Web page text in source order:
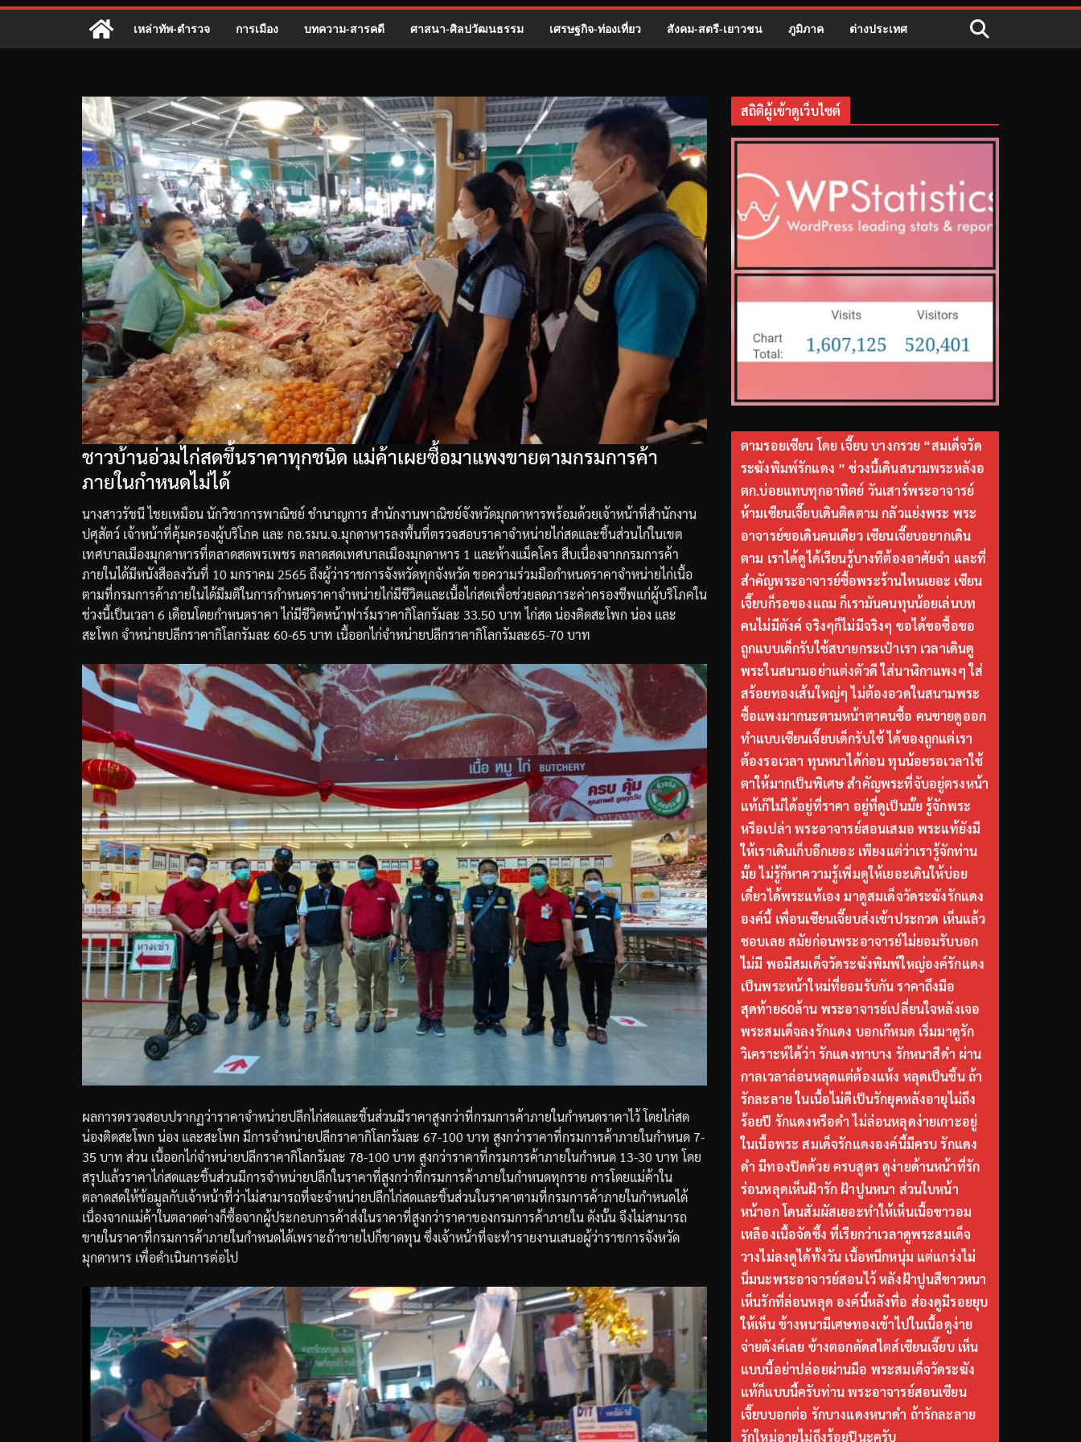
เหล่าทัพ-ตำรวจ การเมือง บทความ-สารคดี ศาสนา-ศิลปวัฒนธรรม เศรษฐกิจ-ท่องเที่ยว สังคม-สตรี-เยาวชน ภูมิภาค ต่างประเทศ
ชาวบ้านอ่วมไก่สดขึ้นราคาทุกชนิด แม่ค้าเผยซื้อมาแพงขายตามกรมการค้า
ภายในกำหนดไม่ได้
นางสาวรัชนีไชยเหมือนนักวิชาการพาณิชย์ ชํานาญการ สำนักงานพาณิชย์จังหวัดมุกดาหารพร้อมด้วยเจ้าหน้าที่สำนักงาน
ปศุสัตว์ เจ้าหน้าที่คุ้มครองผู้บริโภค และ กอ.รมน.จ.มุกดาหารลงพื้นที่ตรวจสอบราคาจำหน่ายไก่สดและชิ้นส่วนไก่ในเขต
เทศบาลเมืองมุกดาหารที่ตลาดสดพรเพชร ตลาดสดเทศบาลเมืองมุกดาหาร 1 และห้างแม็คโคร สืบเนื่องจากกรมการค้า
ภายในได้มีหนังสือลงวันที่ 10มกราคม 2565 ถึงผู้ว่าราชการจังหวัดทุกจังหวัดขอความร่วมมือกำหนดราคาจำหน่ายไก่เนื้อ
ตามที่กรมการค้าภายในได้มีมติในการกำหนดราคาจำหน่ายไก่มีชีวิตและเนื้อไก่สดเพื่อช่วยลดภาระค่าครองชีพแก่ผู้บริโภคใน
ช่วงนี้เป็นเวลา 6 เดือนโดยกำหนดราคา ไก่มีชีวิตหน้าฟาร์มราคากิโลกรัมละ 33.50บาท ไก่สดน่องติดสะโพก น่อง และ
สะโพก จำหน่ายปลีกราคากิโลกรัมละ 60-65 บาท เนื้ออกไก่จำหน่ายปลีกราคากิโลกรัมละ65-70บาท
ผลการตรวจสอบปรากฏว่าราคาจำหน่ายปลีกไก่สดและชิ้นส่วนมีราคาสูงกว่าที่กรมการค้าภายในกำหนดราคาไว้ โดยไก่สด
น่องติดสะโพก น่อง และสะโพก มีการจำหน่ายปลีกราคากิโลกรัมละ 67-100บาท สูงกว่าราคาที่กรมการค้าภายในกำหนด7-
35 บาท ส่วน เนื้ออกไก่จำหน่ายปลีกราคากิโลกรัมละ 78-100บาท สูงกว่าราคาที่กรมการค้าภายในกำหนด 13-30บาท โดย
สรุปแล้วราคาไก่สดและชิ้นส่วนมีการจำหน่ายปลีกในราคาที่สูงกว่าที่กรมการค้าภายในกำหนดทุกราย การโดยแม่ค้าใน
ตลาดสดให้ข้อมูลกับเจ้าหน้าที่ว่าไม่สามารถที่จะจำหน่ายปลีกไก่สดและชิ้นส่วนในราคาตามที่กรมการค้าภายในกำหนดได้
เนื่องจากแม่ค้าในตลาดต่างก็ซื้อจากผู้ประกอบการค้าส่งในราคาที่สูงกว่าราคาของกรมการค้าภายในดังนั้นจึงไม่สามารถ
ขายในราคาที่กรมการค้าภายในกำหนดได้เพราะถ้าขายไปก็ขาดทุนซึ่งเจ้าหน้าที่จะทำรายงานเสนอผู้ว่าราชการจังหวัด
มุกดาหาร เพื่อดำเนินการต่อไป
สถิติผู้เข้าดูเว็บไซต์
ตามรอยเซียน โดย เจี๊ยบ บางกรวย “สมเด็จวัด
ระฆังพิมพ์รักแดง ” ช่วงนี้เดินสนามพระหลังอ
ตก.บ่อยแทบทุกอาทิตย์ วันเสาร์พระอาจารย์
ห้ามเซียนเจี๊ยบเดินติดตาม กลัวแย่งพระ พระ
อาจารย์ขอเดินคนเดียว เซียนเจี๊ยบอยากเดิน
ตาม เราได้ดูได้เรียนรู้บางทีต้องอาศัยจำ และที่
สำคัญพระอาจารย์ซื้อพระร้านไหนเยอะ เซียน
เจี๊ยบก็รอของแถม ก็เรามันคนทุนน้อยเล่นบท
คนไม่มีตังค์ จริงๆก็ไม่มีจริงๆ ขอได้ขอซื้อขอ
ถูกแบบเด็กรับใช้สบายกระเป๋าเรา เวลาเดินดู
พระในสนามอย่าแต่งตัวดี ใส่นาฬิกาแพงๆ ใส่
สร้อยทองเส้นใหญ่ๆ ไม่ต้องอวดในสนามพระ
ซื้อแพงมากนะตามหน้าตาคนซื้อ คนขายดูออก
ทำแบบเซียนเจี๊ยบเด็กรับใช้ ได้ของถูกแต่เรา
ต้องรอเวลา ทุนหนาได้ก่อน ทุนน้อยรอเวลาใช้
ตาให้มากเป็นพิเศษ สำคัญพระที่จับอยู่ตรงหน้า
แท้เก๊ไม่ได้อยู่ที่ราคา อยู่ที่ดูเป็นมั้ย รู้จักพระ
หรือเปล่า พระอาจารย์สอนเสมอ พระแท้ยังมี
ให้เราเดินเก็บอีกเยอะ เพียงแต่ว่าเรารู้จักท่าน
มั้ย ไม่รู้ก็หาความรู้เพิ่มดูให้เยอะเดินให้บ่อย
เดี๋ยวได้พระแท้เอง มาดูสมเด็จวัดระฆังรักแดง
องค์นี้ เพื่อนเซียนเจี๊ยบส่งเข้าประกวด เห็นแล้ว
ชอบเลย สมัยก่อนพระอาจารย์ไม่ยอมรับบอก
ไม่มี พอมีสมเด็จวัดระฆังพิมพ์ใหญ่องค์รักแดง
เป็นพระหน้าใหม่ที่ยอมรับกัน ราคาถึงมือ
สุดท้าย60ล้าน พระอาจารย์เปลี่ยนใจหลังเจอ
พระสมเด็จลงรักแดง บอกเก๊หมด เริ่มมาดูรัก
วิเคราะห์ได้ว่า รักแดงทาบาง รักหนาสีดำ ผ่าน
กาลเวลาล่อนหลุดแต่ต้องแห้ง หลุดเป็นชิ้น ถ้า
รักละลาย ในเนื้อไม่ดีเป็นรักยุคหลังอายุไม่ถึง
ร้อยปี รักแดงหรือดำ ไม่ล่อนหลุดง่ายเกาะอยู่
ในเนื้อพระ สมเด็จรักแดงองค์นี้มีครบ รักแดง
ดำ มีทองปิดด้วย ครบสูตร ดูง่ายด้านหน้าที่รัก
ร่อนหลุดเห็นฝ้ารัก ฝ้าปูนหนา ส่วนใบหน้า
หน้าอก โดนสัมผัสเยอะทำให้เห็นเนื้อขาวอม
เหลืองเนื้อจัดซึ้ง ที่เรียกว่าเวลาดูพระสมเด็จ
วางไม่ลงดูได้ทั้งวัน เนื้อหนึกหนุ่ม แต่แกร่งไม่
นิ่มนะพระอาจารย์สอนไว้ หลังฝ้าปูนสีขาวหนา
เห็นรักที่ล่อนหลุด องค์นี้หลังทื่อ ส่องดูมีรอยยุบ
ให้เห็น ข้างหนามีเศษทองเข้าไปในเนื้อดูง่าย
จ่ายตังค์เลย ข้างตอกตัดสไตส์เซียนเจี๊ยบ เห็น
แบบนี้อย่าปล่อยผ่านมือ พระสมเด็จวัดระฆัง
แท้ก็แบบนี้ครับท่าน พระอาจารย์สอนเซียน
เจี๊ยบบอกต่อ รักบางแดงหนาดำ ถ้ารักละลาย
รักใหม่อายุไม่ถึงร้อยปีนะครับ